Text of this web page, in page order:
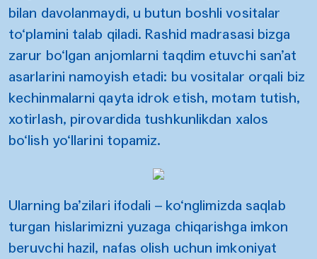
bilan davolanmaydi, u butun boshli vositalar
to‘plamini talab qiladi. Rashid madrasasi bizga
zarur bo‘lgan anjomlarni taqdim etuvchi san’at
asarlarini namoyish etadi: bu vositalar orqali biz
kechinmalarni qayta idrok etish, motam tutish,
xotirlash, pirovardida tushkunlikdan xalos
bo‘lish yo‘llarini topamiz.
Ularning ba’zilari ifodali – ko‘nglimizda saqlab
turgan hislarimizni yuzaga chiqarishga imkon
beruvchi hazil, nafas olish uchun imkoniyat